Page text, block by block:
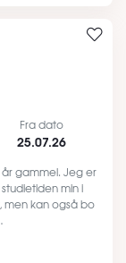
Fra dato
25.07.26
år gammel. Jeg er
min i
men kan også bo